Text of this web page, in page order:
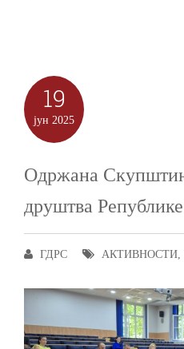
19
јун 2025
Одржана
друштва
ГДРС АКТИВНОСТИ,